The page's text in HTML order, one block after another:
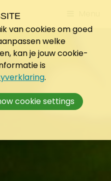
to
van cookies om goed
welke
kan je jouw cookie-
is
.
cookie settings